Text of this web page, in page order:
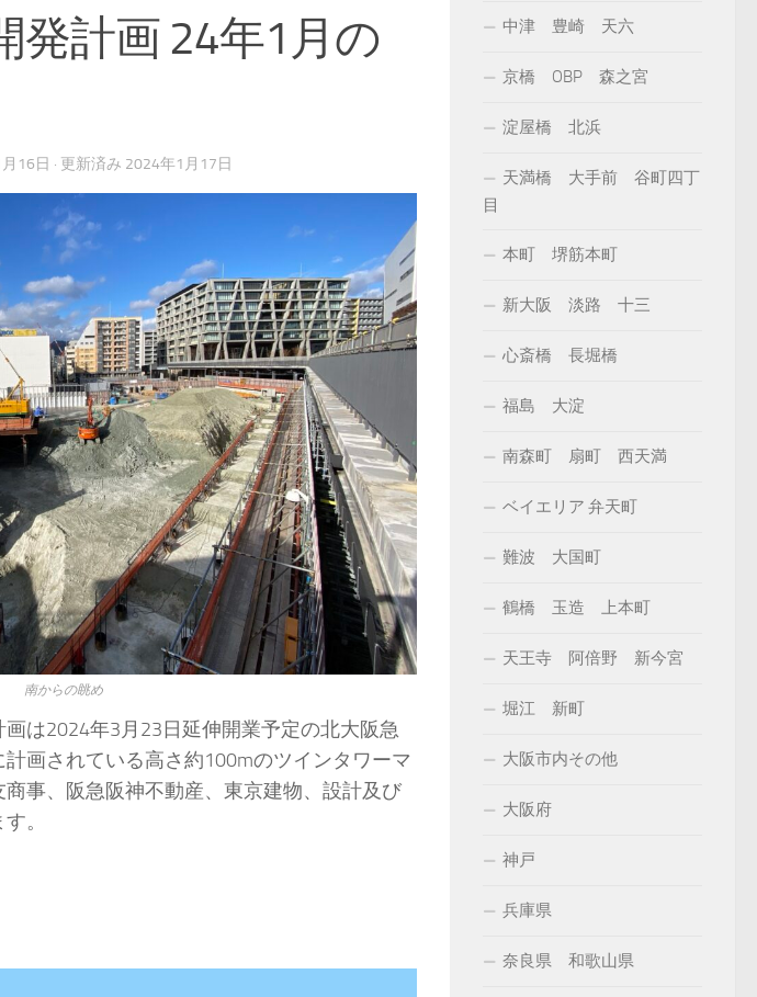
発計画 24年1月の
16日 · 更新済み 2024年1月17日
南からの眺め
は2024年3月23日延伸開業予定の北大阪急
計画されている高さ約100mのツインタワーマ
事、阪急阪神不動産、東京建物、設計及び
。
中津 豊崎 天六
京橋 OBP 森之宮
淀屋橋 北浜
天満橋 大手前 谷町四丁
目
本町 堺筋本町
新大阪 淡路 十三
心斎橋 長堀橋
福島 大淀
南森町 扇町 西天満
ベイエリア 弁天町
難波 大国町
鶴橋 玉造 上本町
天王寺 阿倍野 新今宮
堀江 新町
大阪市内その他
大阪府
神戸
兵庫県
奈良県 和歌山県